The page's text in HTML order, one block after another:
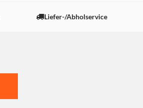
Liefer-/Abholservice